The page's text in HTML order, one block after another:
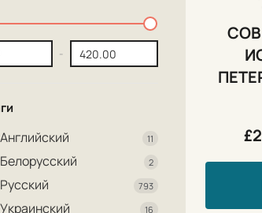
-
Английский 11
Белорусский 2
Русский 793
Украинский 16